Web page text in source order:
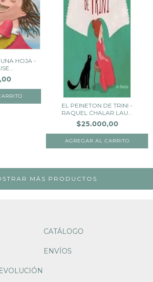
HOJA -
EL PEINETON DE TRINI -
RAQUEL CHALAR LAU...
$25.000,00
MÁS PRODUCTOS
CATÁLOGO
ENVÍOS